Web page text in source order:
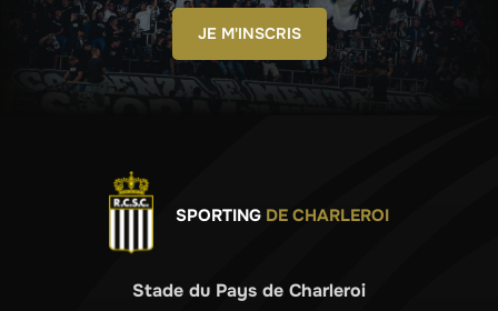
JE M'INSCRIS
SPORTING DE CHARLEROI
Stade du Pays de Charleroi